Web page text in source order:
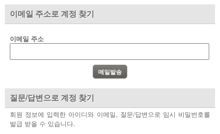
이메일 주소로 계정 찾기
이메일 주소
질문/답변으로 계정 찾기
회원 정보에 입력한 아이디와 이메일, 질문/답변으로 임시 비밀번호를
발급 받을 수 있습니다.
- 성명·보도
부설기관
업무